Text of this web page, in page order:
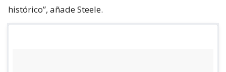
histórico”, añade Steele.